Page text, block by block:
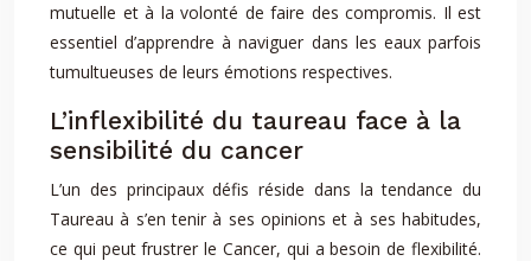
mutuelle et à la volonté de faire des compromis. Il est
essentiel d’apprendre à naviguer dans les eaux parfois
tumultueuses de leurs émotions respectives.
L’inflexibilité du taureau face à la
sensibilité du cancer
L’un des principaux défis réside dans la tendance du
Taureau à s’en tenir à ses opinions et à ses habitudes,
ce qui peut frustrer le Cancer, qui a besoin de flexibilité.